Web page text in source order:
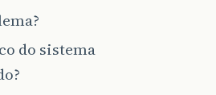
do sistema